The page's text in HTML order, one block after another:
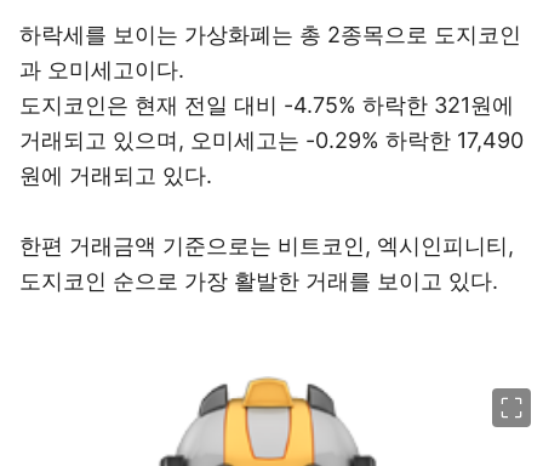
하락세를 보이는 가상화폐는 총 2종목으로 도지코인
과 오미세고이다.
도지코인은 현재 전일 대비 -4.75% 하락한 321원에
거래되고 있으며, 오미세고는 -0.29% 하락한 17,490
원에 거래되고 있다.
한편 거래금액 기준으로는 비트코인, 엑시인피니티,
도지코인 순으로 가장 활발한 거래를 보이고 있다.